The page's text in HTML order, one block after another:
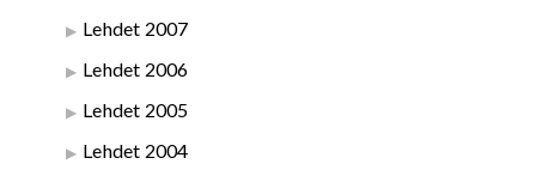
Lehdet 2007
Lehdet 2006
Lehdet 2005
Lehdet 2004